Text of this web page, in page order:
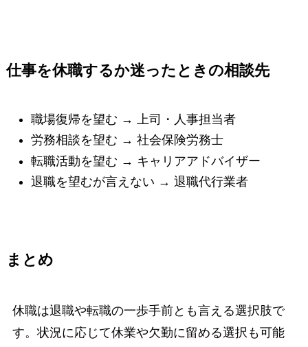
仕事を休職するか迷ったときの相談先
職場復帰を望む → 上司・人事担当者
労務相談を望む → 社会保険労務士
転職活動を望む → キャリアアドバイザー
退職を望むが言えない → 退職代行業者
まとめ
休職は退職や転職の一歩手前とも言える選択肢で
す。状況に応じて休業や欠勤に留める選択も可能